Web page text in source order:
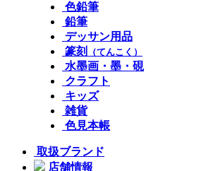
色鉛筆
鉛筆
デッサン用品
篆刻
（てんこく）
水墨画・墨・硯
クラフト
キッズ
雑貨
色見本帳
取扱ブランド
店舗情報